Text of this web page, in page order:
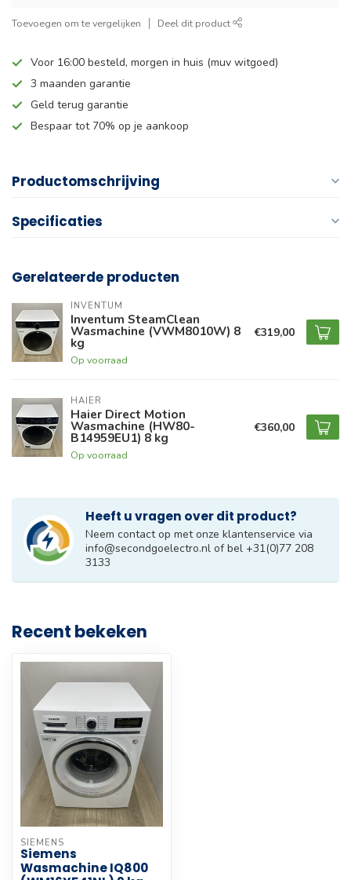
Toevoegen om te vergelijken Deel dit product
Voor 16:00 besteld, morgen in huis (muv witgoed)
3 maanden garantie
Geld terug garantie
Bespaar tot 70% op je aankoop
Productomschrijving
Specificaties
Gerelateerde producten
INVENTUM
Inventum SteamClean
Wasmachine (VWM8010W) 8
kg
Op voorraad
€319,00
HAIER
Haier Direct Motion
Wasmachine (HW80-
B14959EU1) 8 kg
Op voorraad
€360,00
Heeft u vragen over dit product?
Neem contact op met onze klantenservice via
info@secondgoelectro.nl of bel +31(0)77 208
3133
Recent bekeken
SIEMENS
Siemens
Wasmachine IQ800